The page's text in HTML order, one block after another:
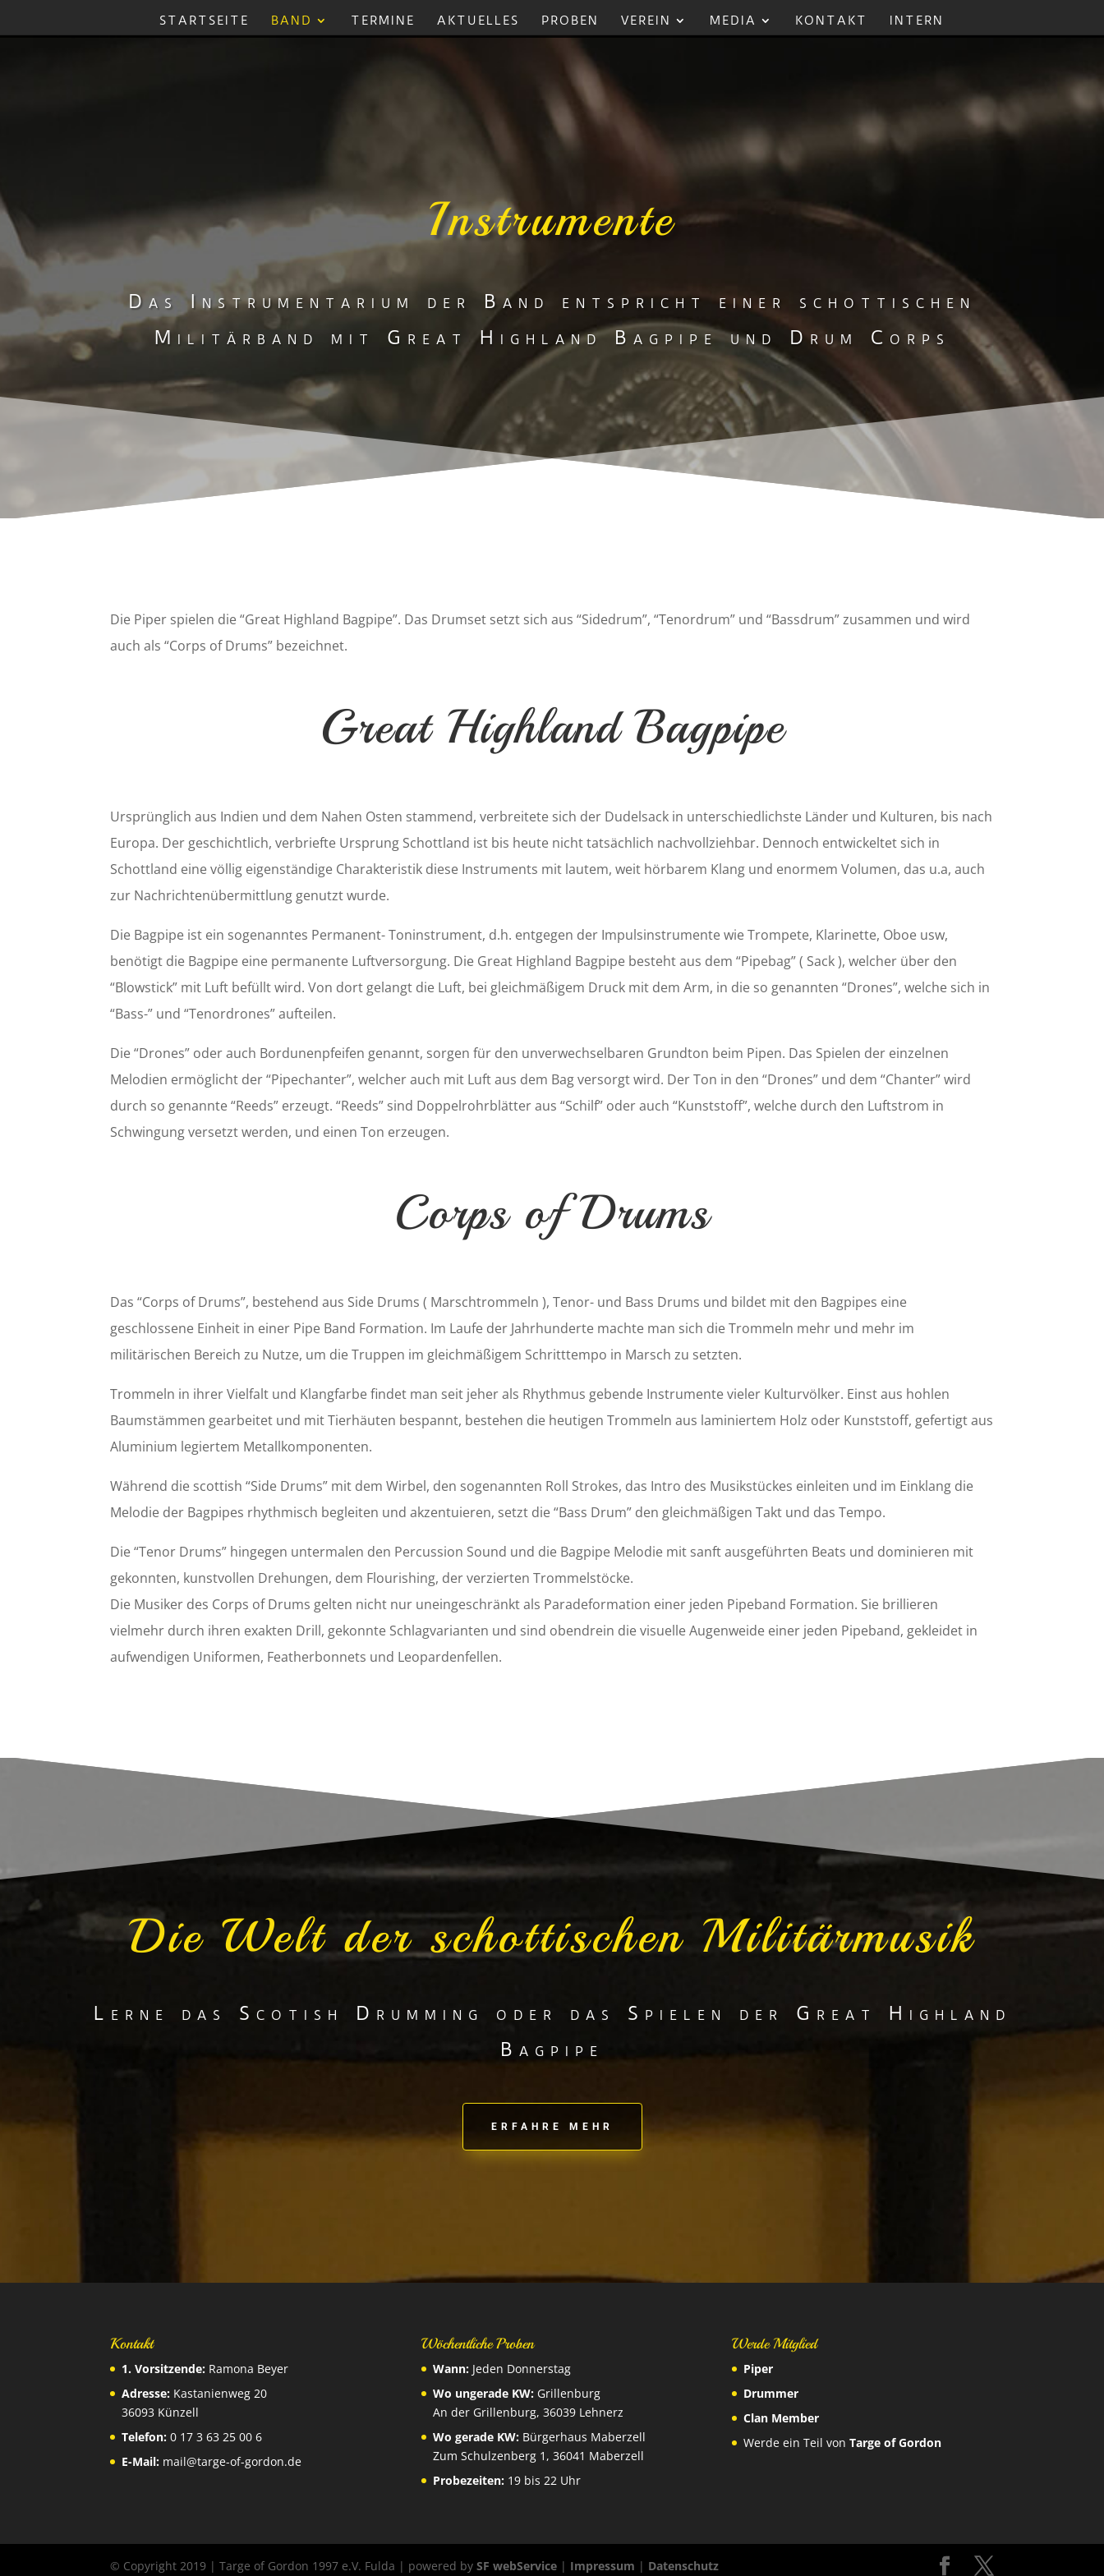
STARTSEITE BAND TERMINE AKTUELLES PROBEN VEREIN MEDIA KONTAKT INTERN
Instrumente
Das Instrumentarium der Band entspricht einer schottischen
Militärband mit Great Highland Bagpipe und Drum Corps
Die Piper spielen die “Great Highland Bagpipe”. Das Drumset setzt sich aus “Sidedrum”, “Tenordrum” und “Bassdrum” zusammen und wird
auch als “Corps of Drums” bezeichnet.
Great Highland Bagpipe
Ursprünglich aus Indien und dem Nahen Osten stammend, verbreitete sich der Dudelsack in unterschiedlichste Länder und Kulturen, bis nach
Europa. Der geschichtlich, verbriefte Ursprung Schottland ist bis heute nicht tatsächlich nachvollziehbar. Dennoch entwickeltet sich in
Schottland eine völlig eigenständige Charakteristik diese Instruments mit lautem, weit hörbarem Klang und enormem Volumen, das u.a, auch
zur Nachrichtenübermittlung genutzt wurde.
Die Bagpipe ist ein sogenanntes Permanent- Toninstrument, d.h. entgegen der Impulsinstrumente wie Trompete, Klarinette, Oboe usw,
benötigt die Bagpipe eine permanente Luftversorgung. Die Great Highland Bagpipe besteht aus dem “Pipebag” ( Sack ), welcher über den
“Blowstick” mit Luft befüllt wird. Von dort gelangt die Luft, bei gleichmäßigem Druck mit dem Arm, in die so genannten “Drones”, welche sich in
“Bass-” und “Tenordrones” aufteilen.
Die “Drones” oder auch Bordunenpfeifen genannt, sorgen für den unverwechselbaren Grundton beim Pipen. Das Spielen der einzelnen
Melodien ermöglicht der “Pipechanter”, welcher auch mit Luft aus dem Bag versorgt wird. Der Ton in den “Drones” und dem “Chanter” wird
durch so genannte “Reeds” erzeugt. “Reeds” sind Doppelrohrblätter aus “Schilf” oder auch “Kunststoff”, welche durch den Luftstrom in
Schwingung versetzt werden, und einen Ton erzeugen.
Corps of Drums
Das “Corps of Drums”, bestehend aus Side Drums ( Marschtrommeln ), Tenor- und Bass Drums und bildet mit den Bagpipes eine
geschlossene Einheit in einer Pipe Band Formation. Im Laufe der Jahrhunderte machte man sich die Trommeln mehr und mehr im
militärischen Bereich zu Nutze, um die Truppen im gleichmäßigem Schritttempo in Marsch zu setzten.
Trommeln in ihrer Vielfalt und Klangfarbe findet man seit jeher als Rhythmus gebende Instrumente vieler Kulturvölker. Einst aus hohlen
Baumstämmen gearbeitet und mit Tierhäuten bespannt, bestehen die heutigen Trommeln aus laminiertem Holz oder Kunststoff, gefertigt aus
Aluminium legiertem Metallkomponenten.
Während die scottish “Side Drums” mit dem Wirbel, den sogenannten Roll Strokes, das Intro des Musikstückes einleiten und im Einklang die
Melodie der Bagpipes rhythmisch begleiten und akzentuieren, setzt die “Bass Drum” den gleichmäßigen Takt und das Tempo.
Die “Tenor Drums” hingegen untermalen den Percussion Sound und die Bagpipe Melodie mit sanft ausgeführten Beats und dominieren mit
gekonnten, kunstvollen Drehungen, dem Flourishing, der verzierten Trommelstöcke.
Die Musiker des Corps of Drums gelten nicht nur uneingeschränkt als Paradeformation einer jeden Pipeband Formation. Sie brillieren
vielmehr durch ihren exakten Drill, gekonnte Schlagvarianten und sind obendrein die visuelle Augenweide einer jeden Pipeband, gekleidet in
aufwendigen Uniformen, Featherbonnets und Leopardenfellen.
Die Welt der schottischen Militärmusik
Lerne das Scotish Drumming oder das Spielen der Great Highland
Bagpipe
ERFAHRE MEHR
Kontakt
1. Vorsitzende: Ramona Beyer
Adresse: Kastanienweg 20
36093 Künzell
Telefon: 0 17 3 63 25 00 6
E-Mail: mail@targe-of-gordon.de
Wöchentliche Proben
Wann:Jeden Donnerstag
Wo ungerade KW:Grillenburg
An der Grillenburg, 36039 Lehnerz
Wo gerade KW:Bürgerhaus Maberzell
Zum Schulzenberg 1, 36041 Maberzell
Probezeiten:19 bis 22 Uhr
Werde Mitglied
Piper
Drummer
Clan Member
Werde ein Teil von Targe of Gordon
© Copyright 2019 | Targe of Gordon 1997 e.V. Fulda | powered bySF webService | Impressum | Datenschutz